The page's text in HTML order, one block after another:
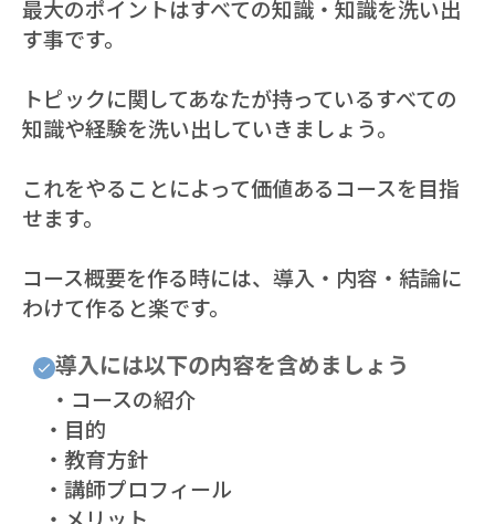
最大のポイントはすべての知識・知識を洗い出
す事です。
トピックに関してあなたが持っているすべての
知識や経験を洗い出していきましょう。
これをやることによって価値あるコースを目指
せます。
コース概要を作る時には、導入・内容・結論に
わけて作ると楽です。
導入には以下の内容を含めましょう
・コースの紹介
・目的
・教育方針
・講師プロフィール